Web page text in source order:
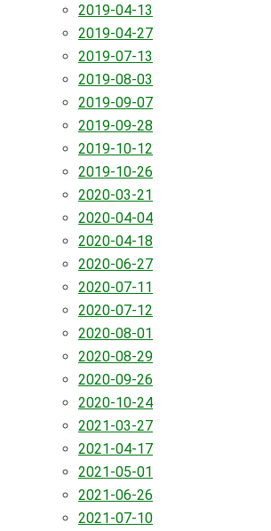
2019-04-13
2019-04-27
2019-07-13
2019-08-03
2019-09-07
2019-09-28
2019-10-12
2019-10-26
2020-03-21
2020-04-04
2020-04-18
2020-06-27
2020-07-11
2020-07-12
2020-08-01
2020-08-29
2020-09-26
2020-10-24
2021-03-27
2021-04-17
2021-05-01
2021-06-26
2021-07-10